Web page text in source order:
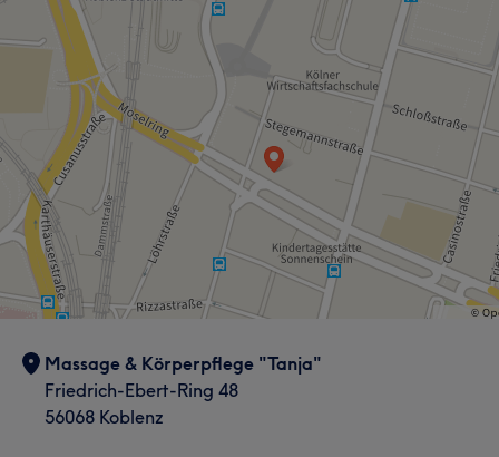
Massage & Körperpflege "Tanja"
Friedrich-Ebert-Ring 48
56068 Koblenz